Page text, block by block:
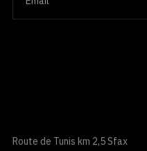
Route de Tunis km 2,5 Sfax